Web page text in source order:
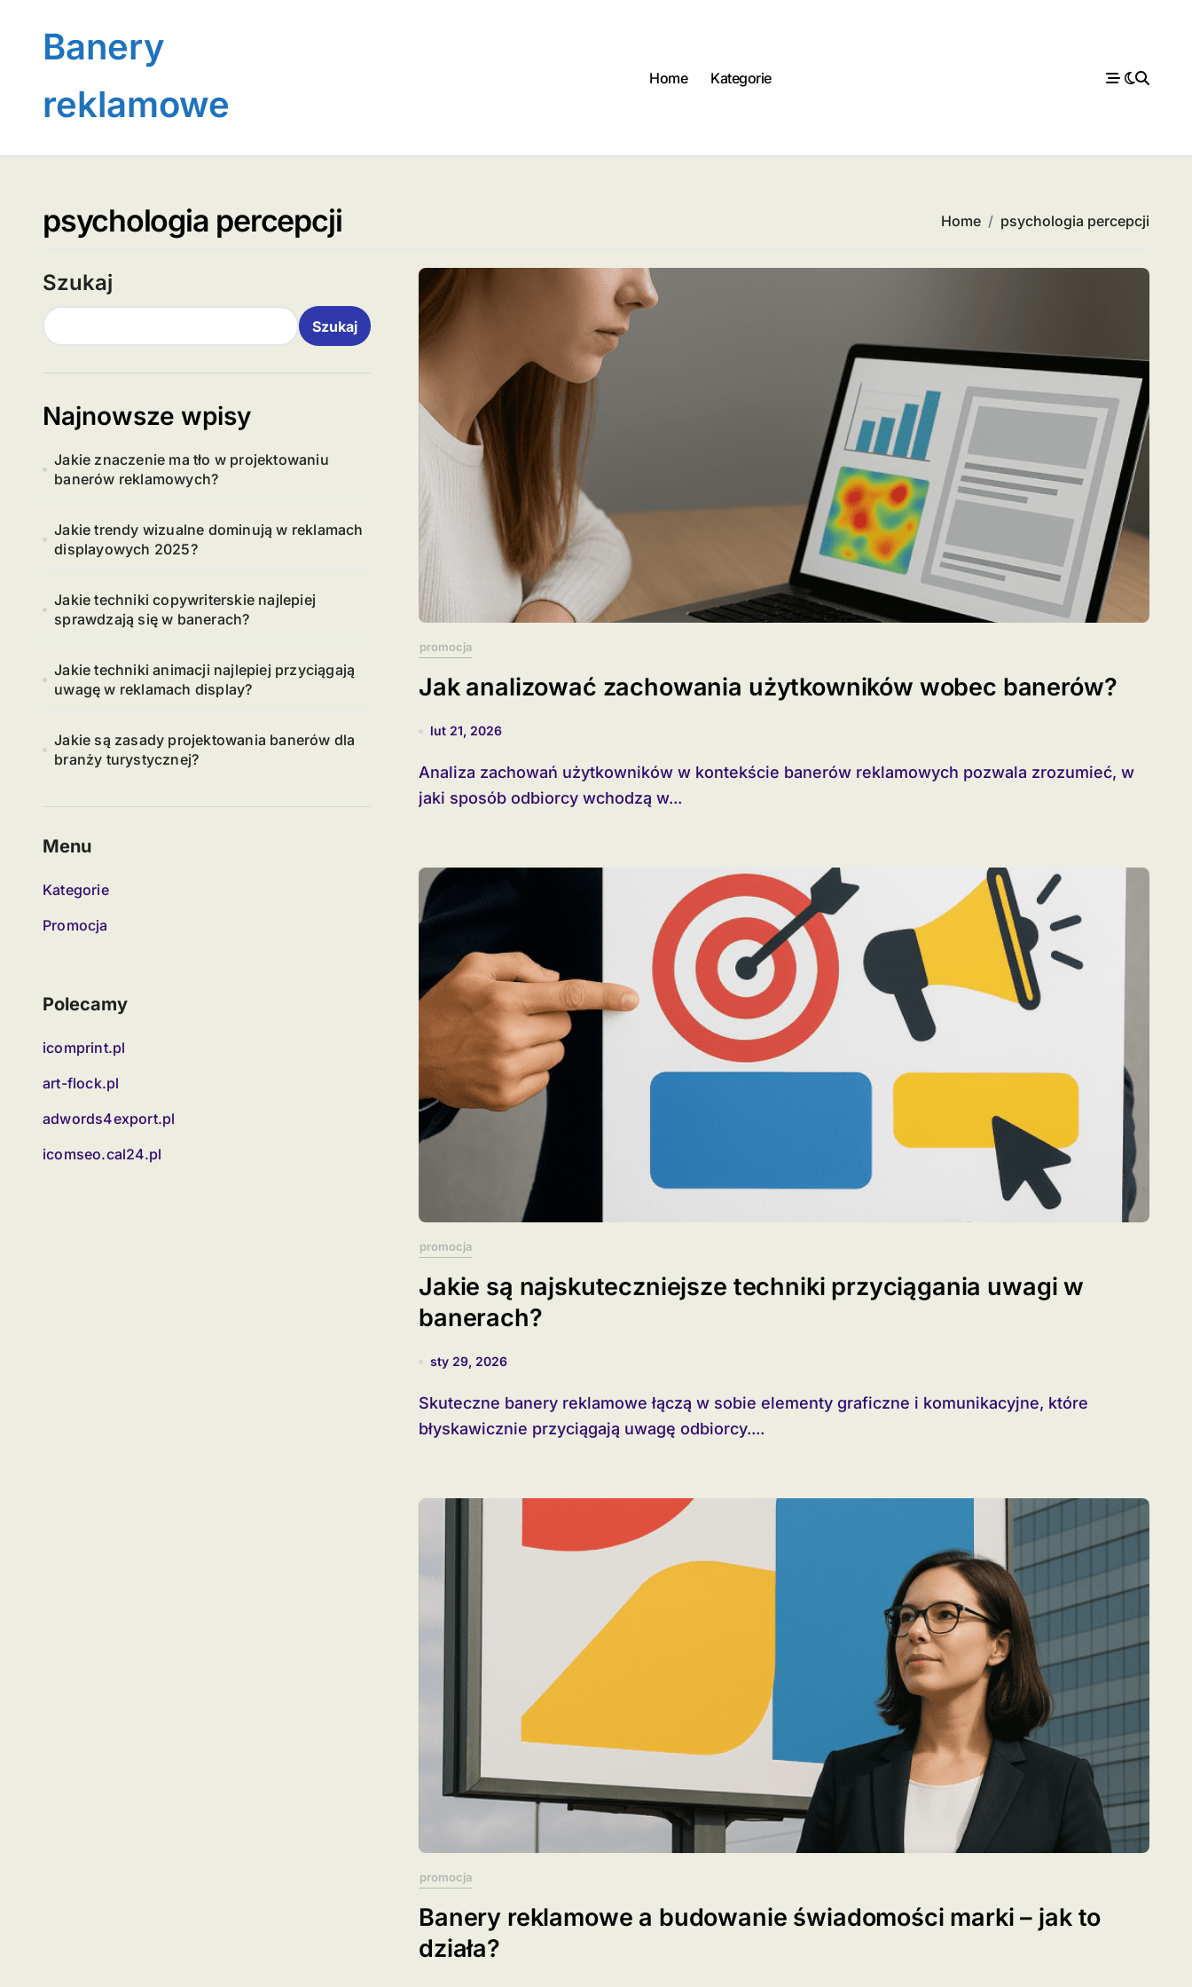
contentBanery
reklamowe
Home Kategorie
psychologia percepcji Home psychologia percepcji
Szukaj
Szukaj
Najnowsze wpisy
Jakie znaczenie ma tło w projektowaniu
banerów reklamowych?
Jakie trendy wizualne dominują w reklamach
displayowych 2025?
Jakie techniki copywriterskie najlepiej
sprawdzają się w banerach?
Jakie techniki animacji najlepiej przyciągają
uwagę w reklamach display?
Jakie są zasady projektowania banerów dla
branży turystycznej?
Menu
Kategorie
Promocja
Polecamy
icomprint.pl
art-flock.pl
adwords4export.pl
icomseo.cal24.pl
promocja
Jak analizować zachowania użytkowników wobec banerów?
lut 21, 2026
Analiza zachowań użytkowników w kontekście banerów reklamowych pozwala zrozumieć, w
jaki sposób odbiorcy wchodzą w...
promocja
Jakie są najskuteczniejsze techniki przyciągania uwagi w
banerach?
sty 29, 2026
Skuteczne banery reklamowe łączą w sobie elementy graficzne i komunikacyjne, które
błyskawicznie przyciągają uwagę odbiorcy....
promocja
Banery reklamowe a budowanie świadomości marki – jak to
działa?